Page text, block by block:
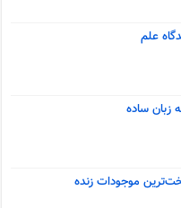
علم
زبان ساده
موجودات زنده